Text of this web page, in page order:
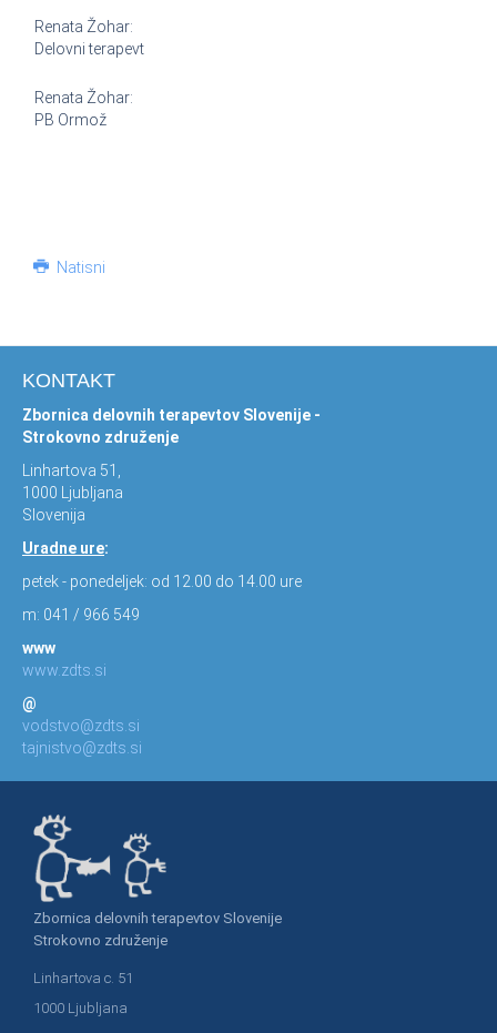
Renata Žohar:
Delovni terapevt
Renata Žohar:
PB Ormož
Natisni
KONTAKT
Zbornica delovnih terapevtov Slovenije -
Strokovno združenje
Linhartova 51,
1000 Ljubljana
Slovenija
Uradne ure:
petek - ponedeljek: od 12.00 do 14.00 ure
m: 041 / 966 549
www
www.zdts.si
@
vodstvo@zdts.si
tajnistvo@zdts.si
Zbornica delovnih terapevtov Slovenije
Strokovno združenje
Linhartova c. 51
1000 Ljubljana